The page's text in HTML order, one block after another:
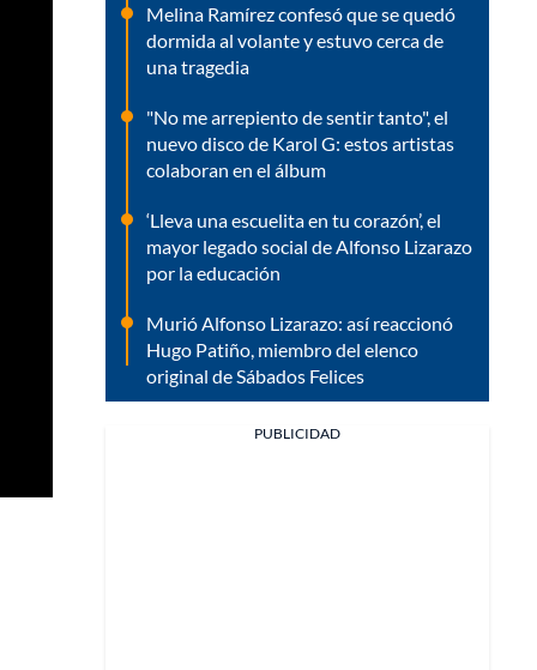
Melina Ramírez confesó que se quedó
dormida al volante y estuvo cerca de
una tragedia
"No me arrepiento de sentir tanto", el
nuevo disco de Karol G: estos artistas
colaboran en el álbum
‘Lleva una escuelita en tu corazón’, el
mayor legado social de Alfonso Lizarazo
por la educación
Murió Alfonso Lizarazo: así reaccionó
Hugo Patiño, miembro del elenco
original de Sábados Felices
PUBLICIDAD